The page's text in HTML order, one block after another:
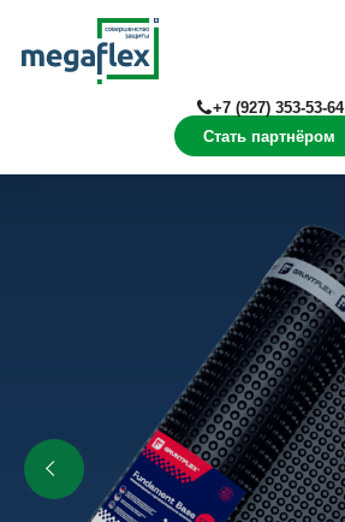
Стать партнёром
+7 (927) 353-53-64